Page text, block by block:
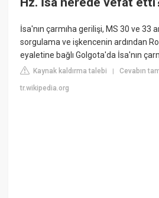
İsa'nın çarmıha gerilişi, MS 30 ve 33
sorgulama ve işkencenin ardından
eyaletine bağlı Golgota'da İsa'nın
Kaynak kaldırma talebi |Cevabın
tr.wikipedia.org